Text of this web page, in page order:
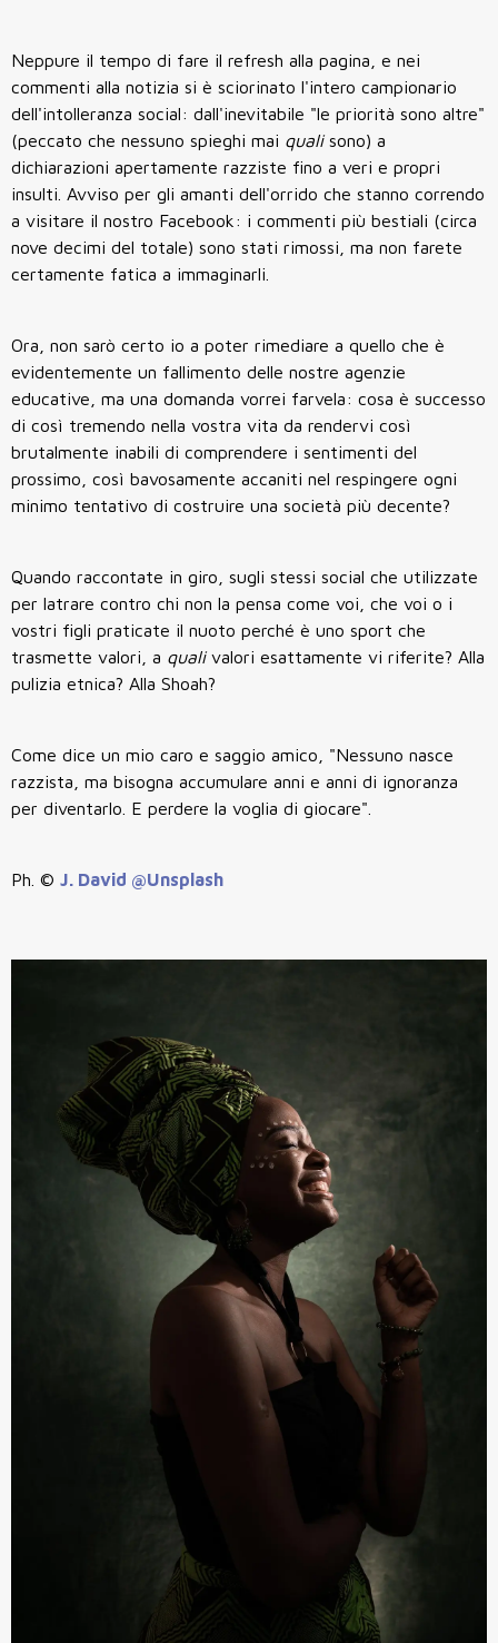
Neppure il tempo di fare il refresh alla pagina, e nei
commenti alla notizia si è sciorinato l'intero campionario
dell'intolleranza social: dall'inevitabile "le priorità sono altre"
(peccato che nessuno spieghi mai qualisono) a
dichiarazioni apertamente razziste fino a veri e propri
insulti. Avviso per gli amanti dell'orrido che stanno correndo
a visitare il nostro Facebook: i commenti più bestiali (circa
nove decimi del totale) sono stati rimossi, ma non farete
certamente fatica a immaginarli.
Ora, non sarò certo io a poter rimediare a quello che è
evidentemente un fallimento delle nostre agenzie
educative, ma una domanda vorrei farvela: cosa è successo
di così tremendo nella vostra vita da rendervi così
brutalmente inabili di comprendere i sentimenti del
prossimo, così bavosamente accaniti nel respingere ogni
minimo tentativo di costruire una società più decente?
Quando raccontate in giro, sugli stessi social che utilizzate
per latrare contro chi non la pensa come voi, che voi o i
vostri figli praticate il nuoto perché è uno sport che
trasmette valori, a qualivalori esattamente vi riferite? Alla
pulizia etnica? Alla Shoah?
Come dice un mio caro e saggio amico, "Nessuno nasce
razzista, ma bisogna accumulare anni e anni di ignoranza
per diventarlo. E perdere la voglia di giocare".
Ph. © J. David @Unsplash